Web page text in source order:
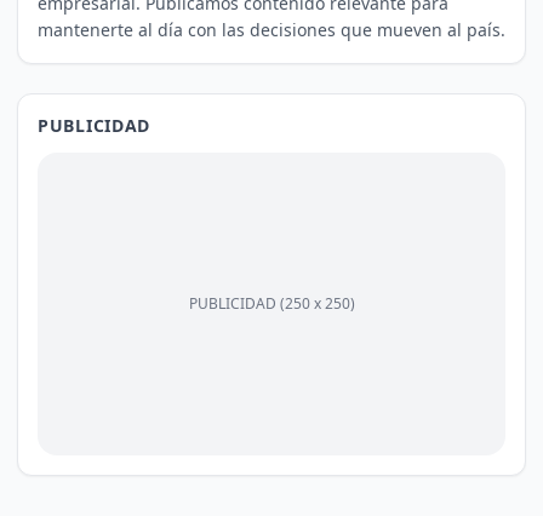
mantenerte al día con las decisiones que mueven al país.
PUBLICIDAD
PUBLICIDAD (250 x 250)